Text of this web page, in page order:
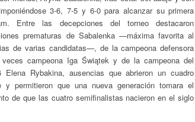
3-6, 7-5 y 6-0 para alcanzar su primera
Entre las decepciones del torneo destacaron
prematuras de Sabalenka —máxima favorita al
de varias candidatas—, de la campeona defensora
campeona Iga Świątek y de la campeona del
Rybakina, ausencias que abrieron un cuadro
y permitieron que una nueva generación tomara el
de que las cuatro semifinalistas nacieron en el siglo